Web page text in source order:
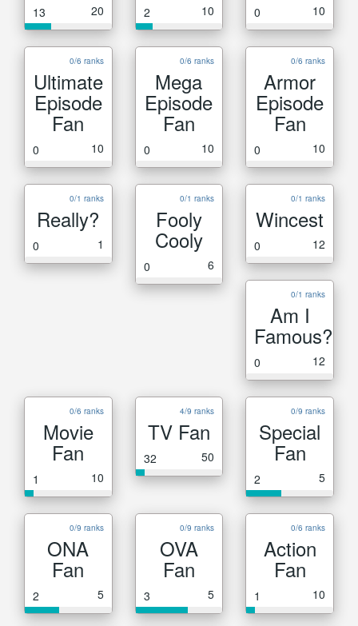
13 20 2 10 0 10
0/6 ranks
Ultimate
Episode
Fan
0 10
0/6 ranks
Mega
Episode
Fan
0 10
0/6 ranks
Armor
Episode
Fan
0 10
0/1 ranks
Really?
0 1
0/1 ranks
Fooly
Cooly
0 6
0/1 ranks
Wincest
0 12
0/1 ranks
Am I
Famous?
0 12
0/6 ranks
Movie
Fan
1 10
4/9 ranks
TV Fan
32 50
0/9 ranks
Special
Fan
2 5
0/9 ranks
ONA
Fan
2 5
0/9 ranks
OVA
Fan
3 5
0/6 ranks
Action
Fan
1 10